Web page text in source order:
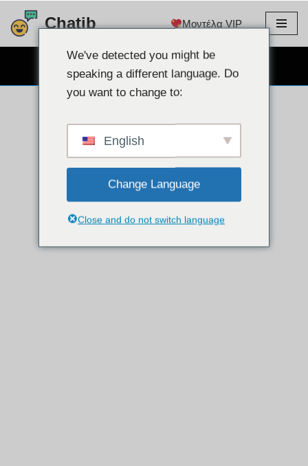
Μετάβαση
περιεχόμενο
Chatib Μοντέλα VIP
ΔΩΡΕΑΝ CHAT WEBCAM
We've detected you might be
speaking a different language. Do
you want to change to:
English
Change Language
Close and do not switch language